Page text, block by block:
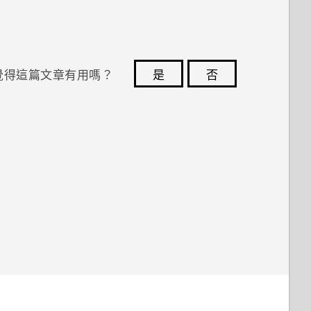
得這篇文章有用嗎？ 是
否